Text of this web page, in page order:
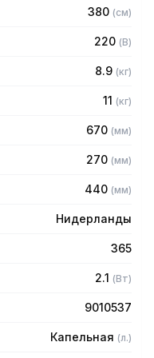
380 (см)
220 (В)
8.9 (кг)
11 (кг)
670 (мм)
270 (мм)
440 (мм)
Нидерланды
365
2.1 (Вт)
9010537
Капельная (л.)